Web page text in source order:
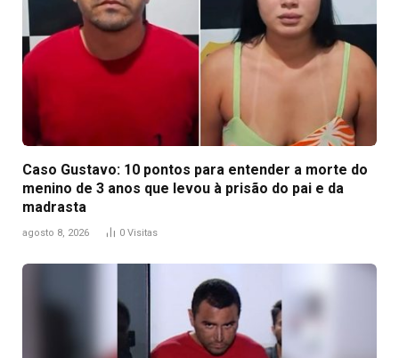
Caso Gustavo: 10 pontos para entender a morte do
menino de 3 anos que levou à prisão do pai e da
madrasta
agosto 8, 2026 0 Visitas